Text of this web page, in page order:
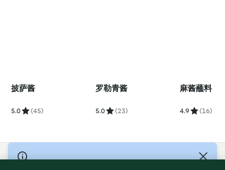
披萨酱
5.0 (45)
罗勒青酱
5.0 (23)
麻酱蘸料
4.9 (16)
© Copyright 2021-2023 福维克信息科技(上海)有限公司 版权所有